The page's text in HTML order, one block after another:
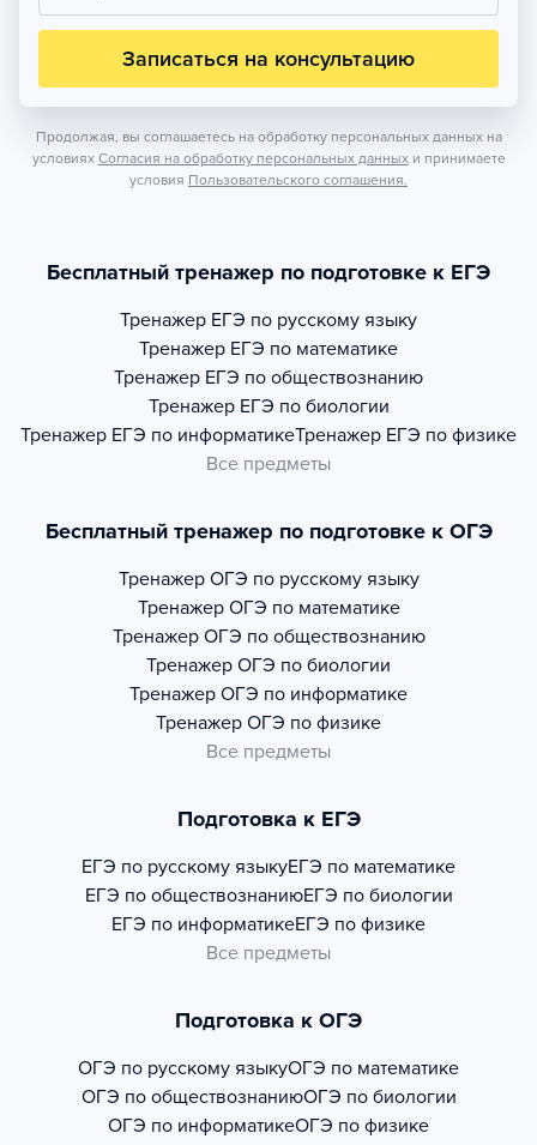
Записаться на консультацию
Продолжая, вы соглашаетесь на обработку персональных данных на
условиях Согласия на обработку персональных данных и принимаете
условия Пользовательского соглашения.
Бесплатный тренажер по подготовке к ЕГЭ
Тренажер ЕГЭ по русскому языку
Тренажер ЕГЭ по математике
Тренажер ЕГЭ по обществознанию
Тренажер ЕГЭ по биологии
Тренажер ЕГЭ по информатикеТренажер ЕГЭ по физике
Все предметы
Бесплатный тренажер по подготовке к ОГЭ
Тренажер ОГЭ по русскому языку
Тренажер ОГЭ по математике
Тренажер ОГЭ по обществознанию
Тренажер ОГЭ по биологии
Тренажер ОГЭ по информатике
Тренажер ОГЭ по физике
Все предметы
Подготовка к ЕГЭ
ЕГЭ по русскому языкуЕГЭ по математике
ЕГЭ по обществознаниюЕГЭ по биологии
ЕГЭ по информатикеЕГЭ по физике
Все предметы
Подготовка к ОГЭ
ОГЭ по русскому языкуОГЭ по математике
ОГЭ по обществознаниюОГЭ по биологии
ОГЭ по информатикеОГЭ по физике